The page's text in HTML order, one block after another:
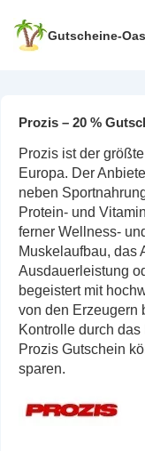
Zum
Inhalt
Gutscheine-
Prozis – 20 %
Prozis ist der
Europa. Der
neben
Protein- und
ferner Wellness-
Muskelaufbau, das
Ausdauerleistung
begeistert mit
von den Erzeugern
Kontrolle durch
Prozis Gutschein
sparen.